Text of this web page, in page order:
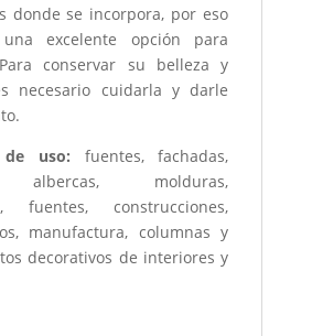
donde se incorpora, por eso
excelente opción para
conservar su belleza y
necesario cuidarla y darle
de uso: fuentes, fachadas,
albercas, molduras,
fuentes, construcciones,
manufactura, columnas y
decorativos de interiores y